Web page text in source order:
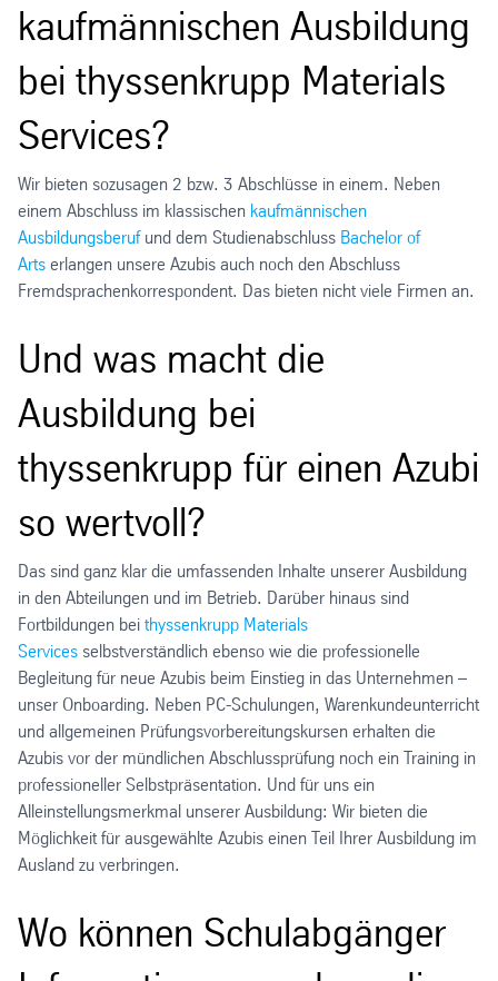
kaufmännischen Ausbildung
bei thyssenkrupp Materials
Services?
Wir bieten sozusagen 2 bzw. 3 Abschlüsse in einem. Neben
einem Abschluss im klassischen kaufmännischen
Ausbildungsberufund dem Studienabschluss Bachelor of
Arts erlangen unsere Azubis auch noch den Abschluss
Fremdsprachenkorrespondent. Das bieten nicht viele Firmen an.
Und was macht die
Ausbildung bei
thyssenkrupp für einen Azubi
so wertvoll?
Das sind ganz klar die umfassenden Inhalte unserer Ausbildung
in den Abteilungen und im Betrieb. Darüber hinaus sind
Fortbildungen bei thyssenkrupp Materials
Services selbstverständlich ebenso wie die professionelle
Begleitung für neue Azubis beim Einstieg in das Unternehmen –
unser Onboarding. Neben PC-Schulungen, Warenkundeunterricht
und allgemeinen Prüfungsvorbereitungskursen erhalten die
Azubis vor der mündlichen Abschlussprüfung noch ein Training in
professioneller Selbstpräsentation. Und für uns ein
Alleinstellungsmerkmal unserer Ausbildung: Wir bieten die
Möglichkeit für ausgewählte Azubis einen Teil Ihrer Ausbildung im
Ausland zu verbringen.
Wo können Schulabgänger